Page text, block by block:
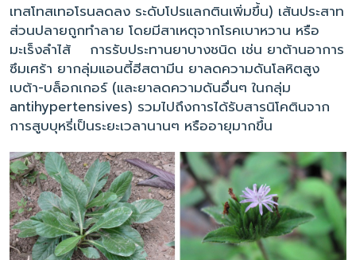
เทสโทสเทอโรนลดลง ระดับโปรแลกตินเพิ่มขึ้น) เส้นประสาท
ส่วนปลายถูกทำลาย โดยมีสาเหตุจากโรคเบาหวาน หรือ
มะเร็งลำไส้ การรับประทานยาบางชนิด เช่น ยาต้านอาการ
ซึมเศร้า ยากลุ่มแอนตี้ฮีสตามีน ยาลดความดันโลหิตสูง
เบต้า-บล็อกเกอร์ (และยาลดความดันอื่นๆ ในกลุ่ม
antihypertensives) รวมไปถึงการได้รับสารนิโคตินจาก
การสูบบุหรี่เป็นระยะเวลานานๆ หรืออายุมากขึ้น